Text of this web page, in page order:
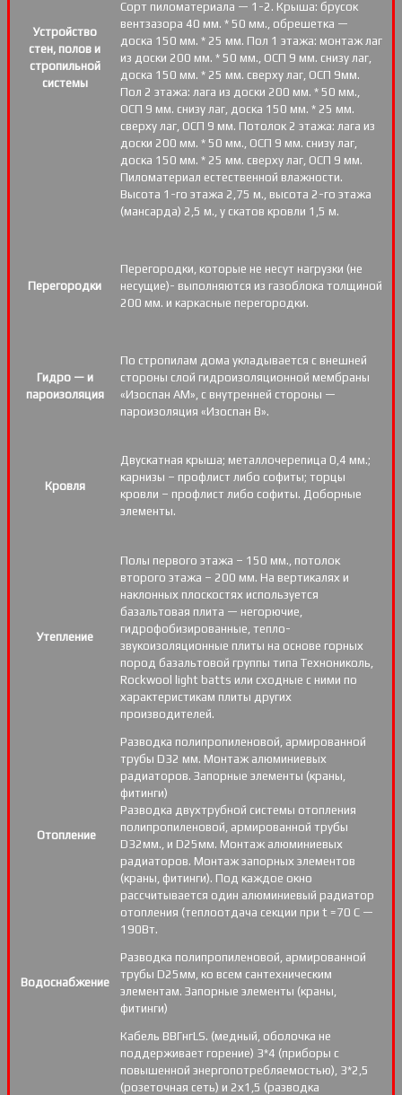
Устройство
стен, полов и
стропильной
системы
Сорт пиломатериала — 1-2. Крыша: брусок
вентзазора 40 мм. * 50 мм., обрешетка —
доска 150 мм. * 25 мм. Пол 1 этажа: монтаж лаг
из доски 200 мм. * 50 мм., ОСП 9 мм. снизу лаг,
доска 150 мм. * 25 мм. сверху лаг, ОСП 9мм.
Пол 2 этажа: лага из доски 200 мм. * 50 мм.,
ОСП 9 мм. снизу лаг, доска 150 мм. * 25 мм.
сверху лаг, ОСП 9 мм. Потолок 2 этажа: лага из
доски 200 мм. * 50 мм., ОСП 9 мм. снизу лаг,
доска 150 мм. * 25 мм. сверху лаг, ОСП 9 мм.
Пиломатериал естественной влажности.
Высота 1-го этажа 2,75 м., высота 2-го этажа
(мансарда) 2,5 м., у скатов кровли 1,5 м.
Перегородки
Перегородки, которые не несут нагрузки (не
несущие)- выполняются из газоблока толщиной
200 мм. и каркасные перегородки.
Гидро — и
пароизоляция
По стропилам дома укладывается с внешней
стороны слой гидроизоляционной мембраны
«Изоспан АМ», с внутренней стороны —
пароизоляция «Изоспан B».
Кровля
Двускатная крыша; металлочерепица 0,4 мм.;
карнизы – профлист либо софиты; торцы
кровли – профлист либо софиты. Доборные
элементы.
Утепление
Полы первого этажа – 150 мм., потолок
второго этажа – 200 мм. На вертикалях и
наклонных плоскостях используется
базальтовая плита — негорючие,
гидрофобизированные, тепло-
звукоизоляционные плиты на основе горных
пород базальтовой группы типа Технониколь,
Rockwool light batts или сходные с ними по
характеристикам плиты других
производителей.
Отопление
Разводка полипропиленовой, армированной
трубы D32 мм. Монтаж алюминиевых
радиаторов. Запорные элементы (краны,
фитинги)
Разводка двухтрубной системы отопления
полипропиленовой, армированной трубы
D32мм., и D25мм. Монтаж алюминиевых
радиаторов. Монтаж запорных элементов
(краны, фитинги). Под каждое окно
рассчитывается один алюминиевый радиатор
отопления (теплоотдача секции при t =70 С —
190Вт.
Водоснабжение
Разводка полипропиленовой, армированной
трубы D25мм, ко всем сантехническим
элементам. Запорные элементы (краны,
фитинги)
Кабель ВВГнгLS. (медный, оболочка не
поддерживает горение) 3*4 (приборы с
повышенной энергопотребляемостью), 3*2,5
(розеточная сеть) и 2х1,5 (разводка